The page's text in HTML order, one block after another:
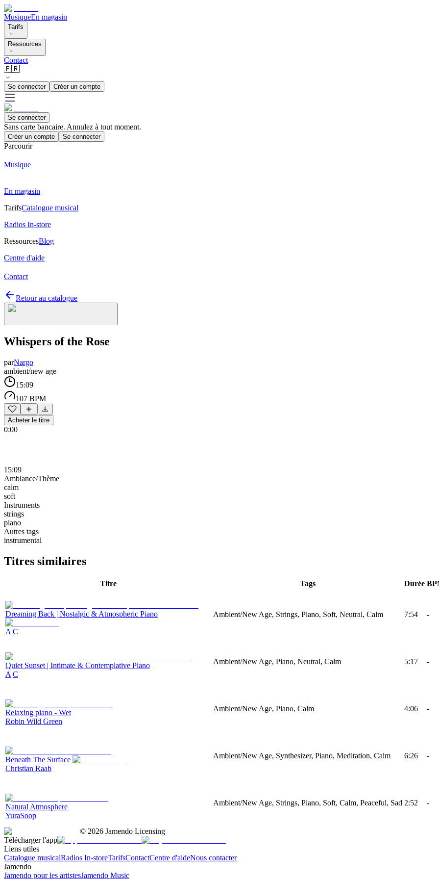
MusiqueEn magasin
Tarifs
Ressources
Contact
🇫🇷
Se connecter Créer un compte
Se connecter
Sans carte bancaire. Annulez à tout moment.
Créer un compte Se connecter
Parcourir
Musique
En magasin
TarifsCatalogue musical
Radios In-store
RessourcesBlog
Centre d'aide
Contact
Retour au catalogue
Whispers of the Rose
parNargo
ambient/new age
15:09
107 BPM
Acheter le titre
0:00
15:09
Ambiance/Thème
calm
soft
Instruments
strings
piano
Autres tags
instrumental
Titres similaires
Titre Tags Durée
Dreaming Back | Nostalgic & Atmospheric Piano
A|C
Ambient/New Age, Strings, Piano, Soft, Neutral, Calm 7:54 -
Quiet Sunset | Intimate & Contemplative Piano
A|C
Ambient/New Age, Piano, Neutral, Calm 5:17 -
Relaxing piano - Wet
Robin Wild Green
Ambient/New Age, Piano, Calm 4:06 -
Beneath The Surface
Christian Raab
Ambient/New Age, Synthesizer, Piano, Meditation, Calm 6:26 -
Natural Atmosphere
YuraSoop
Ambient/New Age, Strings, Piano, Soft, Calm, Peaceful, Sad 2:52 -
© 2026 Jamendo Licensing
Télécharger l'app
Liens utiles
Catalogue musicalRadios In-storeTarifsContactCentre d'aideNous contacter
Jamendo
Jamendo pour les artistesJamendo Music